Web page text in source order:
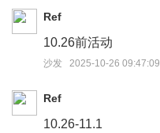
Ref
10.26前活动
沙发 2025-10-26 09:47:09
Ref
10.26-11.1